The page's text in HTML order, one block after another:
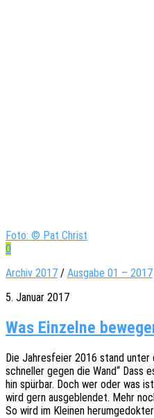
Foto: © Pat Christ
0
Archiv 2017 / Ausgabe 01 – 2017
5. Januar 2017
Was Einzelne
Die Jahres­fei­er 2016 stand
schnel­ler gegen die Wand“
hin spür­bar. Doch wer oder was
wird gern ausge­blen­det. Mehr
So wird im Klei­nen